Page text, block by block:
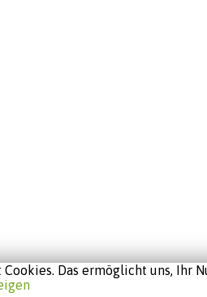
Das ermöglicht uns,